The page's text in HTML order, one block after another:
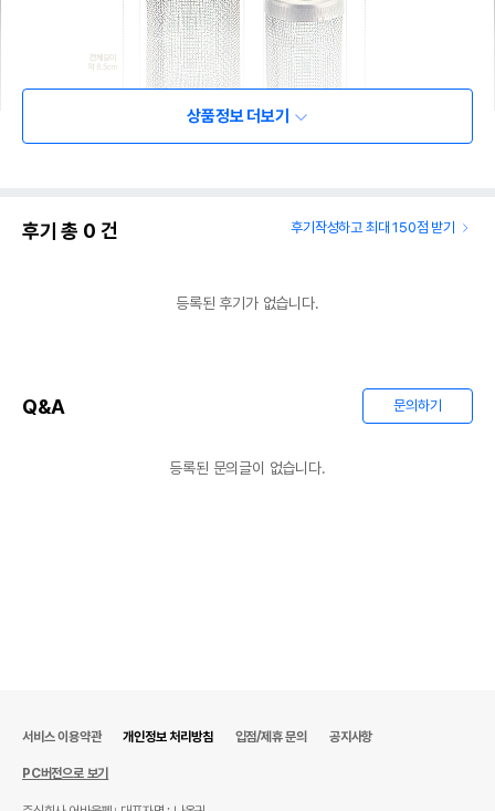
상품정보 더보기
후기 총 0 건 후기작성하고 최대 150점 받기
등록된 후기가 없습니다.
Q&A 문의하기
등록된 문의글이 없습니다.
서비스 이용약관 개인정보 처리방침 입점/제휴 문의 공지사항
PC버전으로 보기